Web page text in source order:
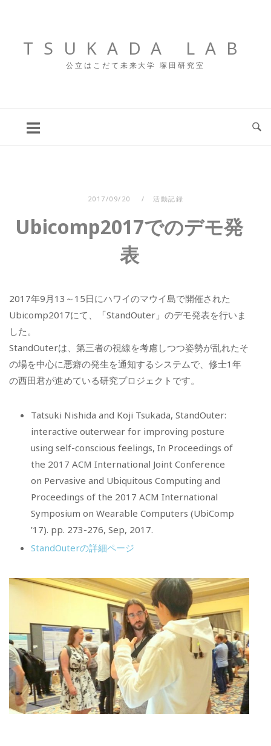
TSUKADA LAB
公立はこだて未来大学 塚田研究室
2017/09/20 活動記録
Ubicomp2017でのデモ発
表
2017年9月13～15日にハワイのマウイ島で開催された
Ubicomp2017にて、「StandOuter」のデモ発表を行いま
した。
StandOuterは、第三者の視線を考慮しつつ姿勢が乱れたそ
の場を中心に悪癖の発生を通知するシステムで、修士1年
の西田君が進めている研究プロジェクトです。
Tatsuki Nishida and Koji Tsukada, StandOuter:
interactive outerwear for improving posture
using self-conscious feelings, In Proceedings of
the 2017 ACM International Joint Conference
on Pervasive and Ubiquitous Computing and
Proceedings of the 2017 ACM International
Symposium on Wearable Computers (UbiComp
’17). pp. 273-276, Sep, 2017.
StandOuterの詳細ページ